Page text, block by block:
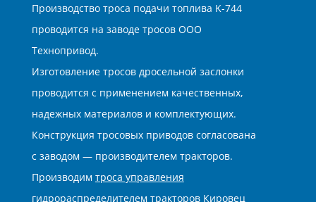
Производство троса подачи топлива K-744
проводится на заводе тросов ООО
Технопривод.
Изготовление тросов дросельной заслонки
проводится с применением качественных,
надежных материалов и комплектующих.
Конструкция тросовых приводов согласована
с заводом — производителем тракторов.
Производим троса управления
гидрораспределителемтракторов Кировец